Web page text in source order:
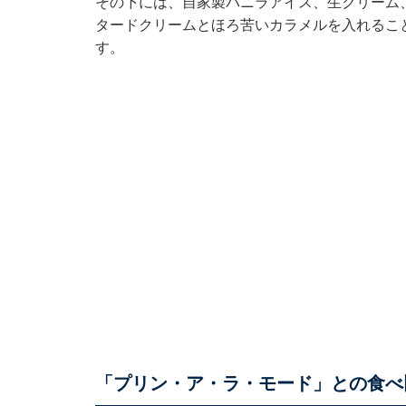
タードクリームとほろ苦いカラメルを入れる
す。
「プリン・ア・ラ・モード」との食